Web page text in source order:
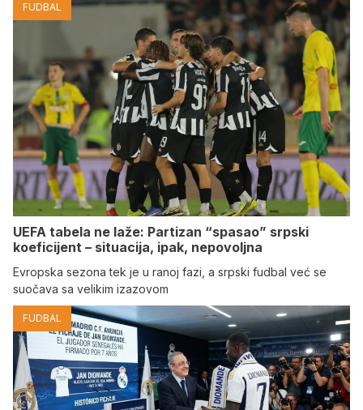
FUDBAL
UEFA tabela ne laže: Partizan “spasao” srpski
koeficijent – situacija, ipak, nepovoljna
Evropska sezona tek je u ranoj fazi, a srpski fudbal već se
suočava sa velikim izazovom
FUDBAL